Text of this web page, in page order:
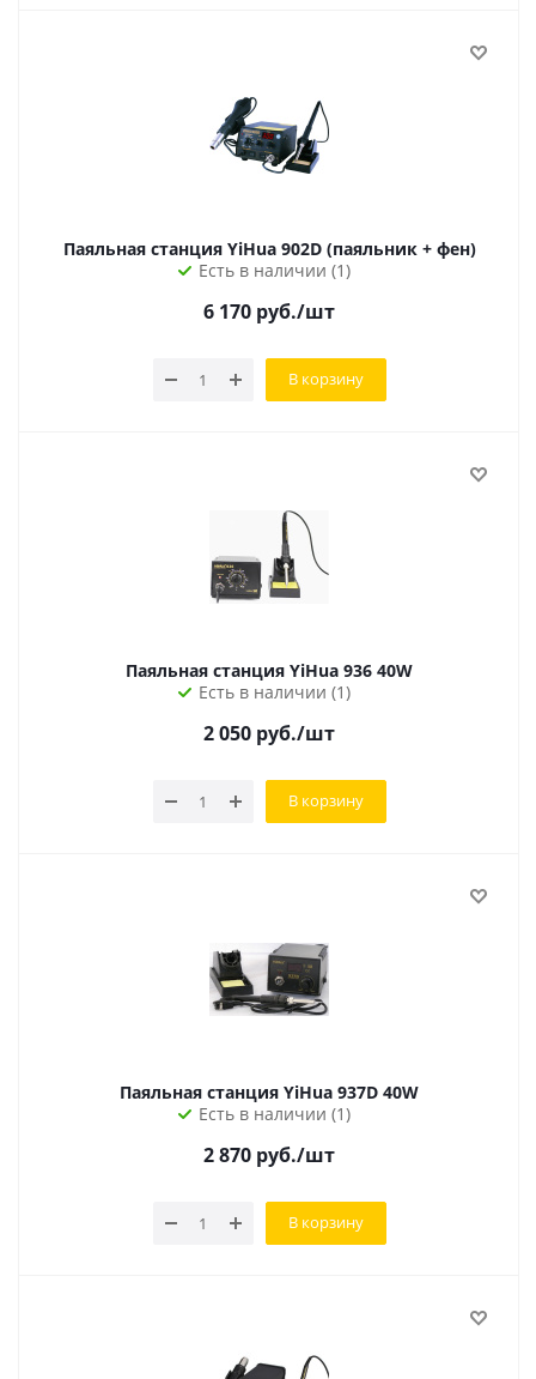
Паяльная станция YiHua 902D (паяльник + фен)
Есть в наличии (1)
6 170 руб./шт
В корзину
Паяльная станция YiHua 936 40W
Есть в наличии (1)
2 050 руб./шт
В корзину
Паяльная станция YiHua 937D 40W
Есть в наличии (1)
2 870 руб./шт
В корзину